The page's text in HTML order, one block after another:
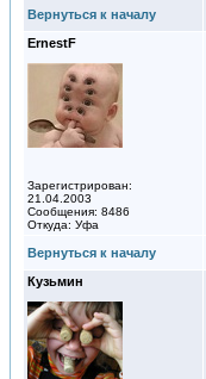
Вернуться к началу
ErnestF
Зарегистрирован:
21.04.2003
Сообщения: 8486
Откуда: Уфа
Вернуться к началу
Кузьмин